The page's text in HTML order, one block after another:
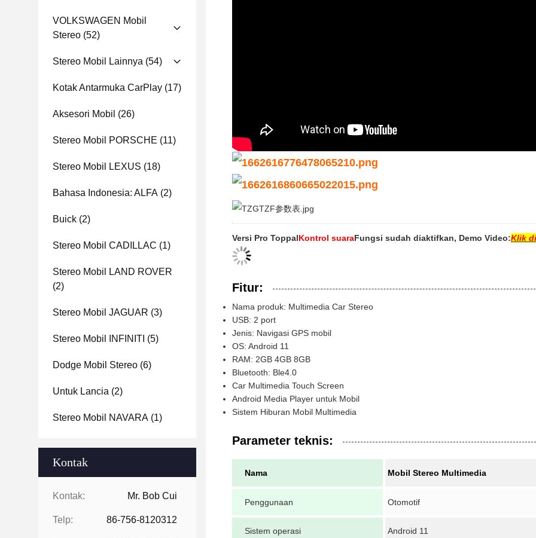
VOLKSWAGEN Mobil
Stereo (52)
Stereo Mobil Lainnya (54)
Kotak Antarmuka CarPlay (17)
Aksesori Mobil (26)
Stereo Mobil PORSCHE (11)
Stereo Mobil LEXUS (18)
Bahasa Indonesia: ALFA (2)
Buick (2)
Stereo Mobil CADILLAC (1)
Stereo Mobil LAND ROVER
(2)
Stereo Mobil JAGUAR (3)
Stereo Mobil INFINITI (5)
Dodge Mobil Stereo (6)
Untuk Lancia (2)
Stereo Mobil NAVARA (1)
Kontak
Kontak: Mr. Bob Cui
Telp: 86-756-8120312
Versi Pro ToppalKontrol suaraFungsi sudah diaktifkan, Demo Video:Klik
Fitur:
Nama produk: Multimedia Car Stereo
USB: 2 port
Jenis: Navigasi GPS mobil
OS: Android 11
RAM: 2GB 4GB 8GB
Bluetooth: Ble4.0
Car Multimedia Touch Screen
Android Media Player untuk Mobil
Sistem Hiburan Mobil Multimedia
Parameter teknis:
Nama Mobil Stereo Multimedia
Penggunaan Otomotif
Sistem operasi Android 11